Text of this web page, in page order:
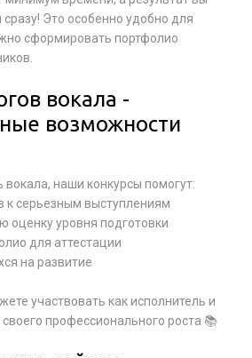
сразу! Это особенно удобно для
сформировать портфолио
вокала -
возможности
вокала, наши конкурсы помогут:
к серьезным выступлениям
оценку уровня подготовки
для аттестации
на развитие
участвовать как исполнитель и
профессионального роста 📚